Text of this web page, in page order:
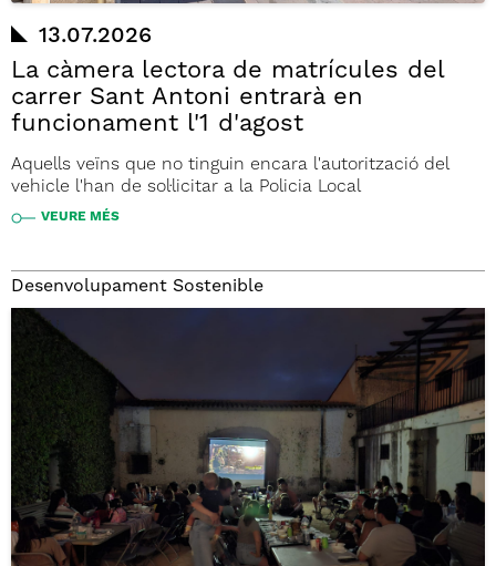
13.07.2026
La càmera lectora de matrícules del
carrer Sant Antoni entrarà en
funcionament l'1 d'agost
Aquells veïns que no tinguin encara l'autorització del
vehicle l'han de sol·licitar a la Policia Local
VEURE MÉS
Desenvolupament Sostenible